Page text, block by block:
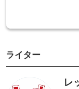
ライター
レ